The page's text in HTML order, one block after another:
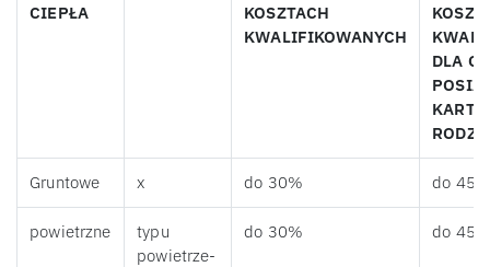
CIEPŁA
KOSZTACH
KWALIFIKOWANYCH
DLA
KARTĘ
Gruntowe x do 30% do 45%
powietrzne
typu
powietrze-
do 30% do 45%